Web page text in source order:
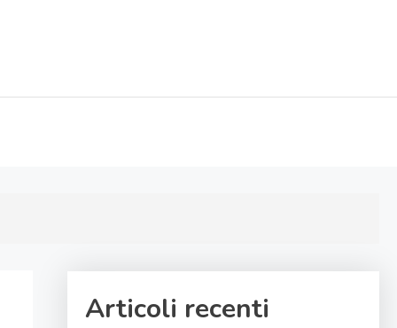
Articoli recenti